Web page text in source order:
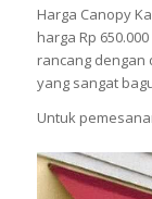
Harga Canopy
harga Rp
rancang dengan
yang sangat
Untuk